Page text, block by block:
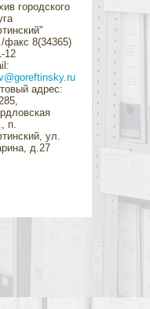
городского
факс 8(34365)
12
адрес:
п.
ул.
д.27